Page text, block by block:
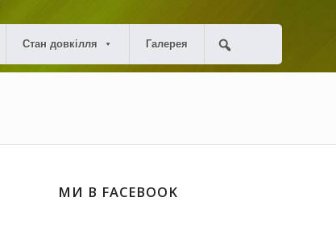
Стан довкілля Галерея
МИ В FACEBOOK